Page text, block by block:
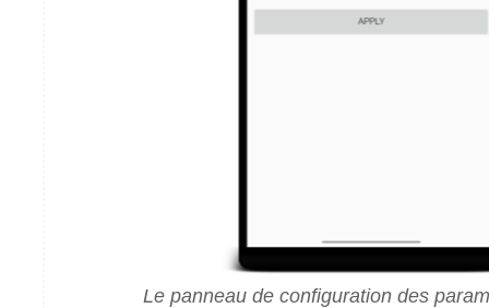
Le panneau de configuration des